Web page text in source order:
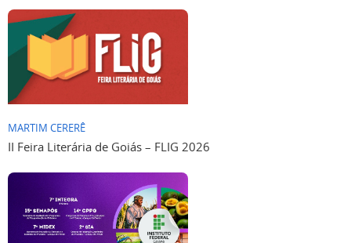
MARTIM CERERÊ
II Feira Literária de Goiás – FLIG 2026